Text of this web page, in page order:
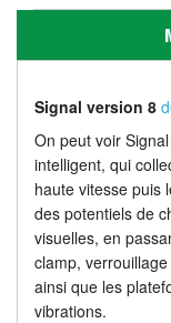
Tarifs
Téléchargements
Tutoriels
Assistance
Signal version 8
On peut voir
intelligent, qui
haute vitesse puis
des potentiels de
visuelles, en
clamp,
ainsi que les
vibrations.